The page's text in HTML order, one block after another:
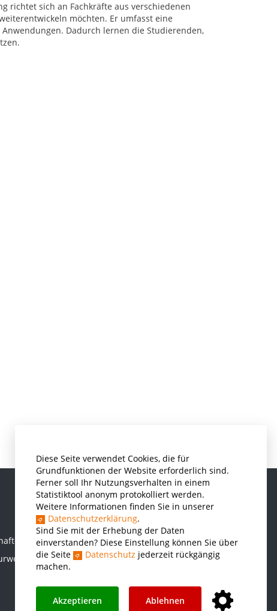
Diese Seite verwendet Cookies, die für
Grundfunktionen der Website erforderlich sind.
Ferner soll Ihr Nutzungsverhalten in einem
Statistiktool anonym protokolliert werden.
Weitere Informationen finden Sie in unserer
Datenschutzerklärung.
Sind Sie mit der Erhebung der Daten
einverstanden? Diese Einstellung können Sie über
die Seite
Datenschutz jederzeit rückgängig
machen.
Akzeptieren Ablehnen
richtet sich an Fachkräfte aus verschiedenen
möchten. Er umfasst eine
Dadurch lernen die Studierenden,
Informatik und Wirtschaftsinformatik
Kunststofftechnik und Vermessung
Maschinenbau
THWS Business School